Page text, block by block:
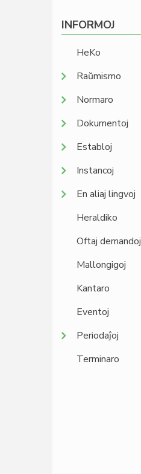
INFORMOJ
HeKo
Raŭmismo
Normaro
Dokumentoj
Establoj
Instancoj
En aliaj lingvoj
Heraldiko
Oftaj demandoj
Mallongigoj
Kantaro
Eventoj
Periodaĵoj
Terminaro